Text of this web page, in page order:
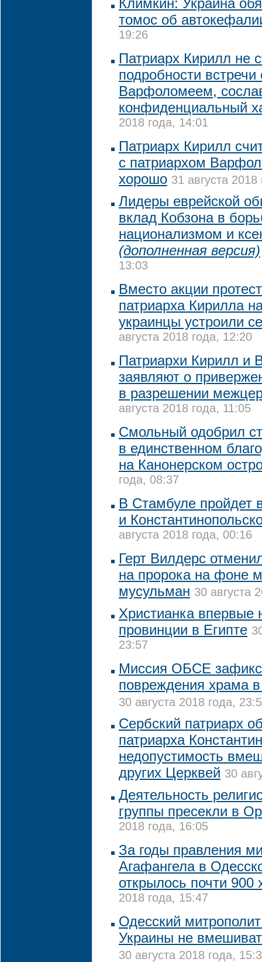
Климкин: Украина
томос об
19:26
Патриарх Кирилл не
подробности
Варфоломеем,
конфиденциальный
2018 года, 14:01
Патриарх Кирилл
с патриархом
хорошо 31 августа
Лидеры еврейской
вклад Кобзона в
национализмом и
(дополненная версия)
13:03
Вместо акции
патриарха Кирилла
украинцы устроили
августа 2018 года, 12:20
Патриархи Кирилл и
заявляют о
в разрешении
августа 2018 года, 11:05
Смольный одобрил
в единственном
на Канонерском
года, 08:37
В Стамбуле пройдет
и
августа 2018 года, 00:16
Герт Вилдерс
на пророка на фоне
мусульман 30 августа
Христианка впервые
провинции в Египте
23:57
Миссия ОБСЕ
повреждения храма
30 августа 2018 года,
Сербский патриарх
патриарха
недопустимость
других Церквей 30
Деятельность
группы пресекли в
2018 года, 16:05
За годы правления
Агафангела в
открылось почти 900
2018 года, 15:47
Одесский
Украины не
30 августа 2018 года,